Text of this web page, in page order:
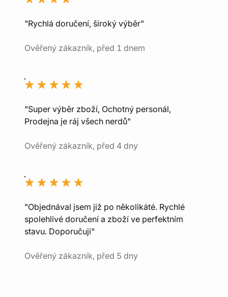
"Rychlá doručení, široký výběr"
Ověřený zákazník, před 1 dnem
"Super výběr zboží, Ochotný personál,
Prodejna je ráj všech nerdů"
Ověřený zákazník, před 4 dny
"Objednával jsem již po několikáté. Rychlé
spolehlivé doručení a zboží ve perfektním
stavu. Doporučuji"
Ověřený zákazník, před 5 dny